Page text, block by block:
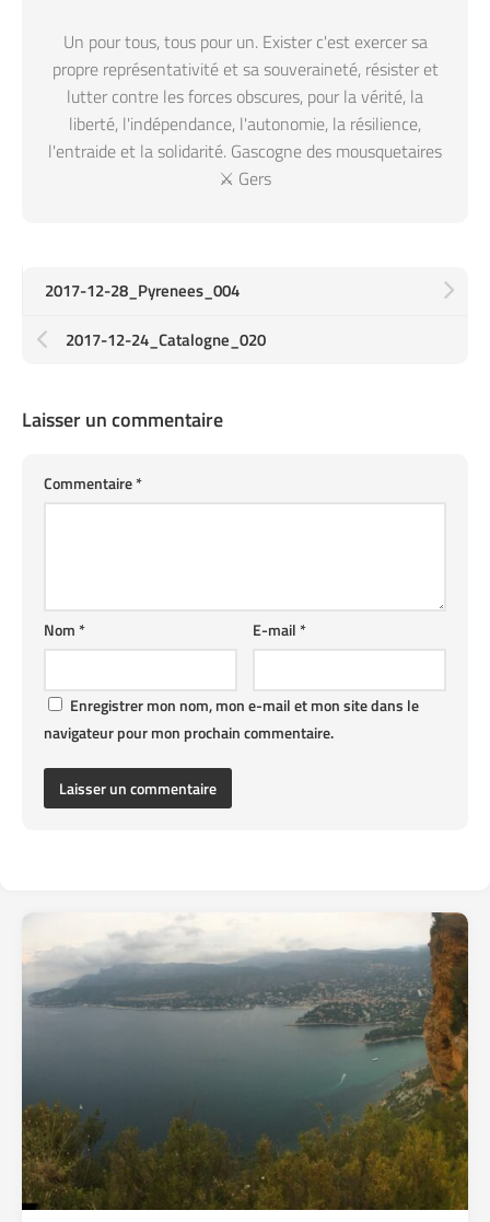
Un pour tous, tous pour un. Exister c'est exercer sa
propre représentativité et sa souveraineté, résister et
lutter contre les forces obscures, pour la vérité, la
liberté, l'indépendance, l'autonomie, la résilience,
l'entraide et la solidarité. Gascogne des mousquetaires
⚔️ Gers
2017-12-28_Pyrenees_004
2017-12-24_Catalogne_020
Laisser un commentaire
Commentaire*
E-mail*
Nom*
Enregistrer mon nom, mon e-mail et mon site dans le
navigateur pour mon prochain commentaire.